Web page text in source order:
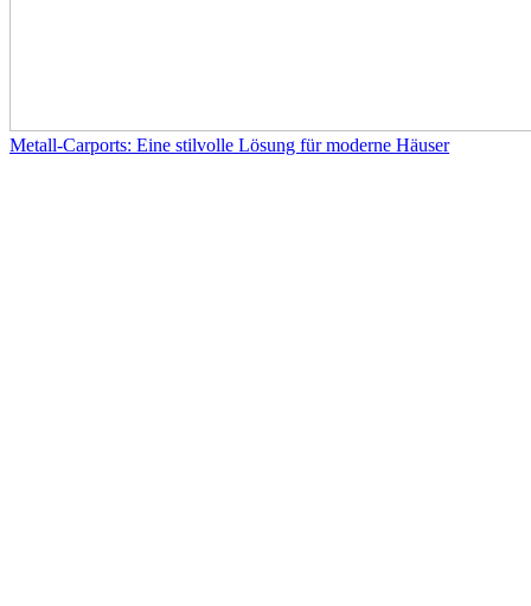
Metall-Carports: Eine stilvolle Lösung für moderne Häuser